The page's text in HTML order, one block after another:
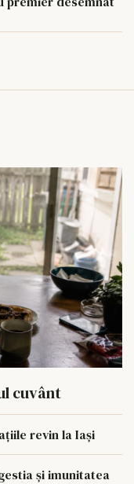
cuvânt
revin la Iași
și imunitatea